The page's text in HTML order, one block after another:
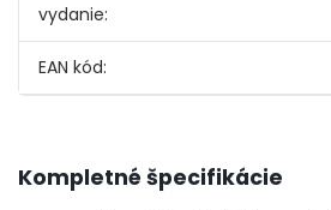
vydanie:
EAN kód:
Kompletné špecifikácie